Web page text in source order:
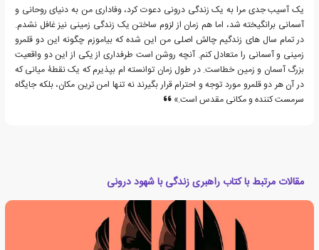
یک آسیب جدی مرا به یک زندگی درونی دعوت کرد، وفاداری من به دنیای روحانی و
آسمانی برانگیخته شد، اما هم زمان از لزوم ساختن یک زندگی زمینی نیز غافل نشدم.
در تمام سال های زندگیم چالش اصلی من این شده که بیاموزم چگونه این دو قلمرو
زمینی و آسمانی را متعادل کنم. آنچه روشن است طرفداری از یکی از این دو واقعیت
بزرگ آسمان و زمین خطاست. در طول زمان توانسته ام بپذیرم که یک نقطۀ میانی که
در آن هر دو قلمرو مورد توجه و احترام قرار بگیرند نه تنها امن ترین مکان، بلکه جایگاه
سرمست کننده و مکانی مقدس است.»
مقالات مرتبط با کتاب راهبری زندگی با شهود درونی